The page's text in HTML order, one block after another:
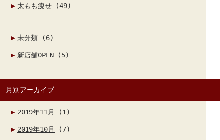
太もも痩せ (49)
未分類 (6)
新店舗OPEN (5)
月別アーカイブ
2019年11月 (1)
2019年10月 (7)